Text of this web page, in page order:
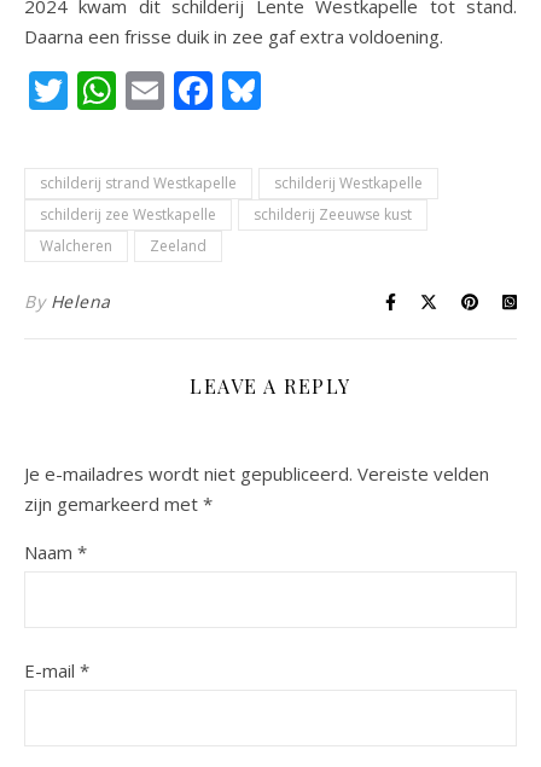
2024 kwam dit schilderij Lente Westkapelle tot stand.
Daarna een frisse duik in zee gaf extra voldoening.
Twitter
WhatsApp
EmailFacebook
schilderij strand Westkapelle
schilderij Westkapelle
schilderij zee Westkapelle
schilderij Zeeuwse kust
Walcheren
Zeeland
By Helena
LEAVE A REPLY
Je e-mailadres wordt niet gepubliceerd. Vereiste velden
zijn gemarkeerd met *
Naam *
E-mail *